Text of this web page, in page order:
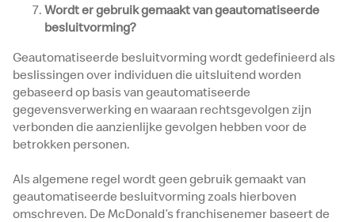
Wordt er gebruik gemaakt van geautomatiseerde
besluitvorming?
Geautomatiseerde besluitvorming wordt gedefinieerd als
beslissingen over individuen die uitsluitend worden
gebaseerd op basis van geautomatiseerde
gegevensverwerking en waaraan rechtsgevolgen zijn
verbonden die aanzienlijke gevolgen hebben voor de
betrokken personen.
Als algemene regel wordt geen gebruik gemaakt van
geautomatiseerde besluitvorming zoals hierboven
omschreven. De McDonald’s franchisenemer baseert de